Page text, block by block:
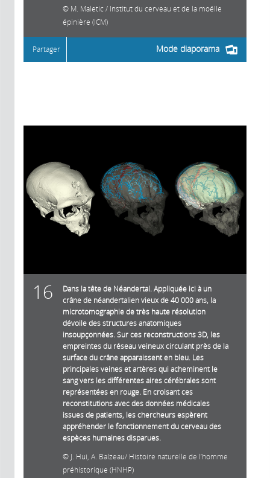
M. Maletic / Institut du cerveau et de la moëlle
épinière (ICM)
Mode diaporama
Partager
16
Dans la tête de Néandertal. Appliquée ici à un
crâne de néandertalien vieux de 40 000 ans, la
microtomographie de très haute résolution
dévoile des structures anatomiques
insoupçonnées. Sur ces reconstructions 3D, les
empreintes du réseau veineux circulant près de la
surface du crâne apparaissent en bleu. Les
principales veines et artères qui acheminent le
sang vers les différentes aires cérébrales sont
représentées en rouge. En croisant ces
reconstitutions avec des données médicales
issues de patients, les chercheurs espèrent
appréhender le fonctionnement du cerveau des
espèces humaines disparues.
J. Hui, A. Balzeau/ Histoire naturelle de l’homme
préhistorique (HNHP)